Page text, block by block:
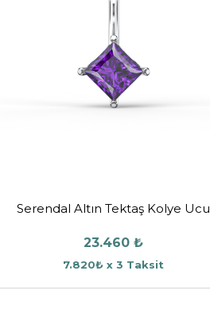
Serendal Altın Tektaş Kolye Ucu
23.460 ₺
7.820₺ x 3 Taksit